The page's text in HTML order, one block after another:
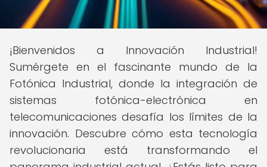
¡Bienvenidos a Innovación Industrial!
Sumérgete en el fascinante mundo de la
Fotónica Industrial, donde la integración de
sistemas fotónica-electrónica en
telecomunicaciones desafía los límites de la
innovación. Descubre cómo esta tecnología
revolucionaria está transformando el